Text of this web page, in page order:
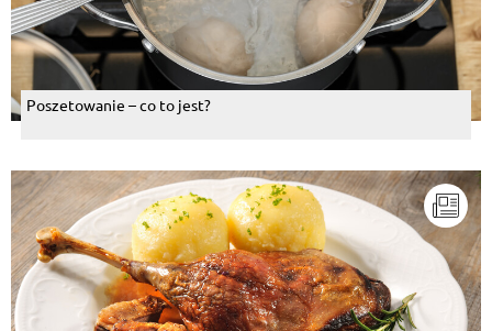
Poszetowanie – co to jest?